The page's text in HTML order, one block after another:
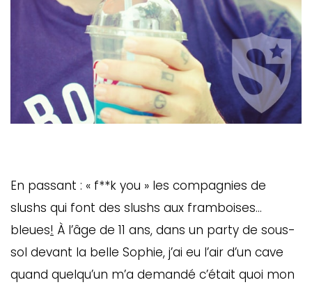
En passant : « f**k you » les compagnies de
slushs qui font des slushs aux framboises…
bleues! À l’âge de 11 ans, dans un party de sous-
sol devant la belle Sophie, j’ai eu l’air d’un cave
quand quelqu’un m’a demandé c’était quoi mon